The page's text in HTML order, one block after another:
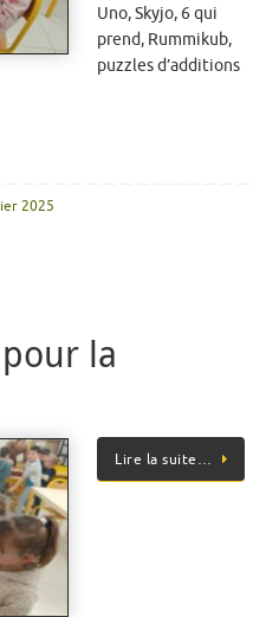
Uno, Skyjo, 6 qui
prend, Rummikub,
puzzles d’additions
2025
la
Lire la suite…